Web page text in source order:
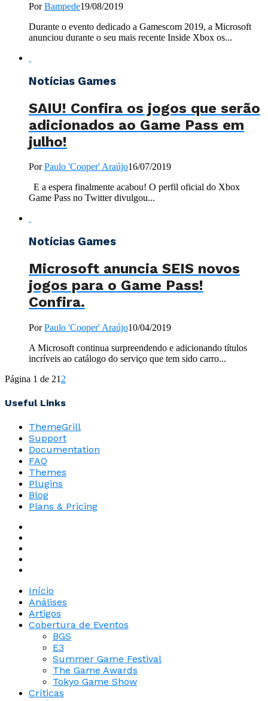
PorBampede19/08/2019
Durante o evento dedicado a Gamescom 2019, a Microsoft
anunciou durante o seu mais recente Inside Xbox os...
Notícias Games
SAIU! Confira os jogos que serão
adicionados ao Game Pass em
julho!
PorPaulo 'Cooper' Araújo16/07/2019
E a espera finalmente acabou! O perfil oficial do Xbox
Game Pass no Twitter divulgou...
Notícias Games
Microsoft anuncia SEIS novos
jogos para o Game Pass!
Confira.
PorPaulo 'Cooper' Araújo10/04/2019
A Microsoft continua surpreendendo e adicionando títulos
incríveis ao catálogo do serviço que tem sido carro...
Página 1 de 21 2
Useful Links
ThemeGrill
Support
Documentation
FAQ
Themes
Plugins
Blog
Plans & Pricing
Início
Análises
Artigos
Cobertura de Eventos
BGS
E3
Summer Game Festival
The Game Awards
Tokyo Game Show
Críticas